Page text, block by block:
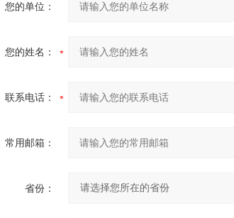
您的单位：
您的姓名：
联系电话：
常用邮箱：
省份：